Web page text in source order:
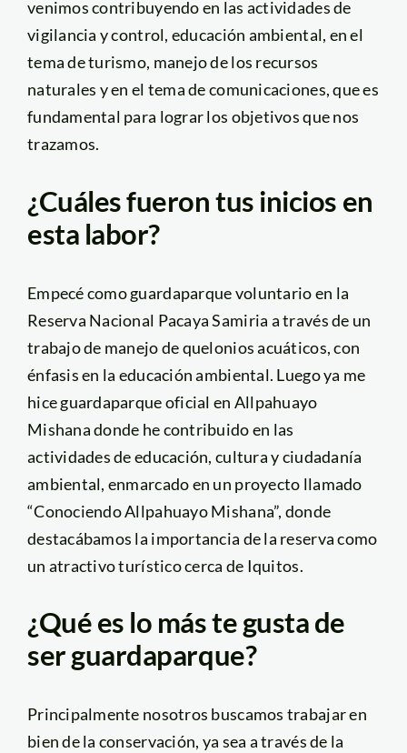
venimos contribuyendo en las actividades de
vigilancia y control, educación ambiental, en el
tema de turismo, manejo de los recursos
naturales y en el tema de comunicaciones, que es
fundamental para lograr los objetivos que nos
trazamos.
¿Cuáles fueron tus inicios en
esta labor?
Empecé como guardaparque voluntario en la
Reserva Nacional Pacaya Samiria a través de un
trabajo de manejo de quelonios acuáticos, con
énfasis en la educación ambiental. Luego ya me
hice guardaparque oficial en Allpahuayo
Mishana donde he contribuido en las
actividades de educación, cultura y ciudadanía
ambiental, enmarcado en un proyecto llamado
“Conociendo Allpahuayo Mishana”, donde
destacábamos la importancia de la reserva como
un atractivo turístico cerca de Iquitos.
¿Qué es lo más te gusta de
ser guardaparque?
Principalmente nosotros buscamos trabajar en
bien de la conservación, ya sea a través de la